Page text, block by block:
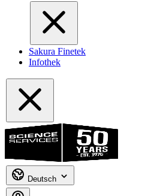
Sakura Finetek
Infothek
Deutsch